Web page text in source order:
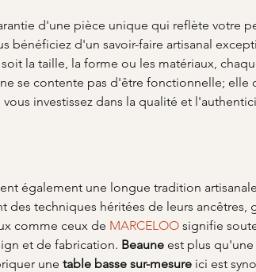
d'une pièce unique qui reflète votre
bénéficiez d'un savoir-faire artisanal
la taille, la forme ou les matériaux,
ne se contente pas d'être fonctionnelle; elle
vous investissez dans la qualité et
également une longue tradition
des techniques héritées de leurs ancêtres,
comme ceux de MARCELOO signifie
et de fabrication. Beaune est plus
une table basse sur-mesure ici est